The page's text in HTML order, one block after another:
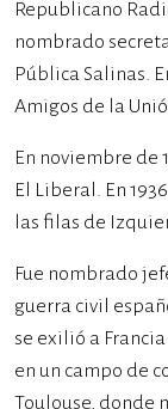
Republicano
nombrado
Pública Salinas.
Amigos de la
En noviembre de
El Liberal. En
las filas de
Fue nombrado
guerra civil
se exilió a
en un campo de
Toulouse, donde